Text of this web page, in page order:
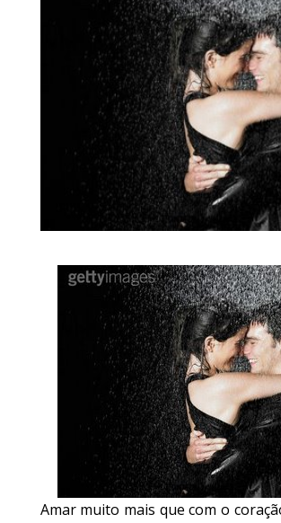
Amar muito mais que com o